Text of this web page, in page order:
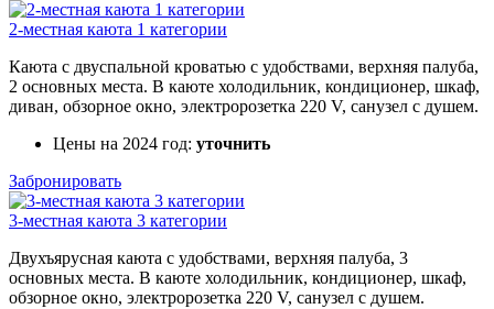
2-местная каюта 1 категории
Каюта с двуспальной кроватью с удобствами, верхняя палуба,
2 основных места. В каюте холодильник, кондиционер, шкаф,
диван, обзорное окно, электророзетка 220 V, санузел с душем.
Цены на 2024 год: уточнить
Забронировать
3-местная каюта 3 категории
Двухъярусная каюта с удобствами, верхняя палуба, 3
основных места. В каюте холодильник, кондиционер, шкаф,
обзорное окно, электророзетка 220 V, санузел с душем.